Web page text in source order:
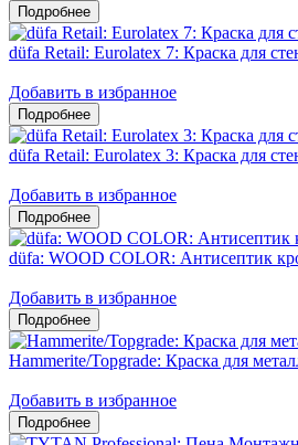
düfa Retail: Eurolatex 7: Краска для
Добавить в избранное
düfa Retail: Eurolatex 3: Краска для
Добавить в избранное
düfa: WOOD COLOR: Антисептик
Добавить в избранное
Hammerite/Topgrade: Краска для
Добавить в избранное